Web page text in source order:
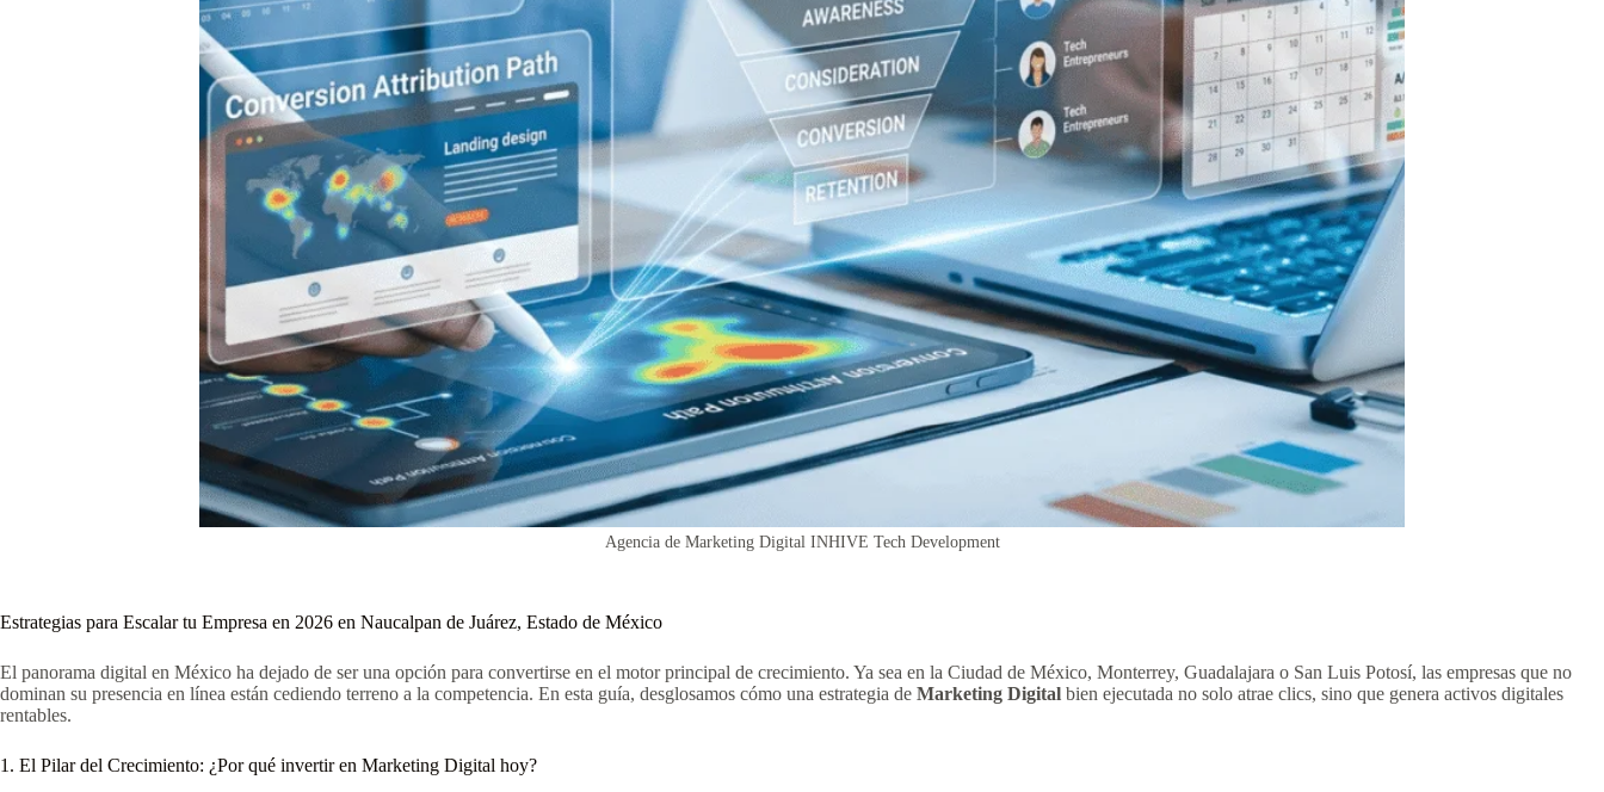
Agencia de Marketing Digital INHIVE Tech Development
Estrategias para Escalar tu Empresa en 2026 en Naucalpan de Juárez, Estado de México
El panorama digital en México ha dejado de ser una opción para convertirse en el motor principal de crecimiento. Ya sea en la Ciudad de México, Monterrey, Guadalajara o San Luis Potosí, las empresas que no
dominan su presencia en línea están cediendo terreno a la competencia. En esta guía, desglosamos cómo una estrategia de Marketing Digital bien ejecutada no solo atrae clics, sino que genera activos digitales
rentables.
1. El Pilar del Crecimiento: ¿Por qué invertir en Marketing Digital hoy?